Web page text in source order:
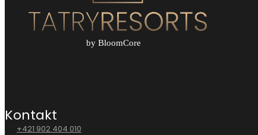
Kontakt
+421 902 404 010